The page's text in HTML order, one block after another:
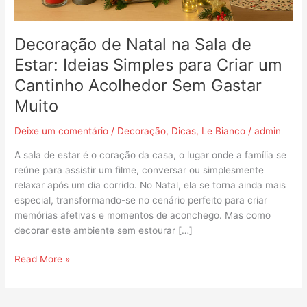
Decoração de Natal na Sala de
Estar: Ideias Simples para Criar um
Cantinho Acolhedor Sem Gastar
Muito
Deixe um comentário / Decoração, Dicas, Le Bianco /admin
A sala de estar é o coração da casa, o lugar onde a família se
reúne para assistir um filme, conversar ou simplesmente
relaxar após um dia corrido. No Natal, ela se torna ainda mais
especial, transformando-se no cenário perfeito para criar
memórias afetivas e momentos de aconchego. Mas como
decorar este ambiente sem estourar […]
Criar
um
Cantinho
Acolhedor
Sem
Gastar
Muito
Read More »